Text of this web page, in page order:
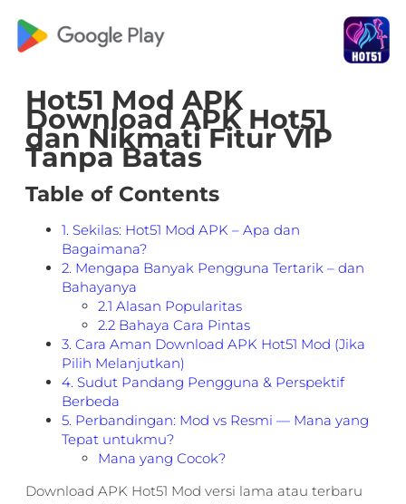
Hot51 Mod APK
Download APK Hot51
dan Nikmati Fitur VIP
Tanpa Batas
Table of Contents
1. Sekilas: Hot51 Mod APK – Apa dan
Bagaimana?
2. Mengapa Banyak Pengguna Tertarik – dan
Bahayanya
2.1 Alasan Popularitas
2.2 Bahaya Cara Pintas
3. Cara Aman Download APK Hot51 Mod (Jika
Pilih Melanjutkan)
4. Sudut Pandang Pengguna & Perspektif
Berbeda
5. Perbandingan: Mod vs Resmi — Mana yang
Tepat untukmu?
Mana yang Cocok?
Download APK Hot51 Mod versi lama atau terbaru